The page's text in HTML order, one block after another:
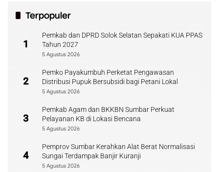
Terpopuler
1
Pemkab dan DPRD Solok Selatan Sepakati KUA PPAS
Tahun 2027
5 Agustus 2026
2
Pemko Payakumbuh Perketat Pengawasan
Distribusi Pupuk Bersubsidi bagi Petani Lokal
5 Agustus 2026
3
Pemkab Agam dan BKKBN Sumbar Perkuat
Pelayanan KB di Lokasi Bencana
5 Agustus 2026
4
Pemprov Sumbar Kerahkan Alat Berat Normalisasi
Sungai Terdampak Banjir Kuranji
5 Agustus 2026